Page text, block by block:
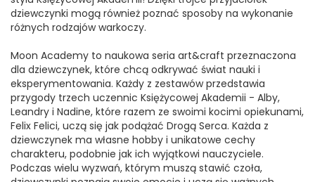
dziewczynki mogą również poznać sposoby na wykonanie
różnych rodzajów warkoczy.
Moon Academy to naukowa seria art&craft przeznaczona
dla dziewczynek, które chcą odkrywać świat nauki i
eksperymentowania. Każdy z zestawów przedstawia
przygody trzech uczennic Księżycowej Akademii - Alby,
Leandry i Nadine, które razem ze swoimi kocimi opiekunami,
Felix Felici, uczą się jak podążać Drogą Serca. Każda z
dziewczynek ma własne hobby i unikatowe cechy
charakteru, podobnie jak ich wyjątkowi nauczyciele.
Podczas wielu wyzwań, którym muszą stawić czoła,